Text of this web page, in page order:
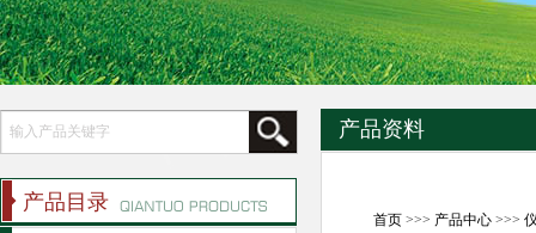
产品资料
首页>>> 产品中心>>>
产品目录